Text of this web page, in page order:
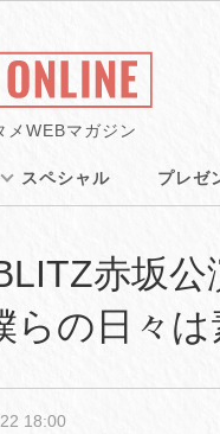
メWEBマガジン
スペシャル プレゼ
赤坂
の日々は
18:00